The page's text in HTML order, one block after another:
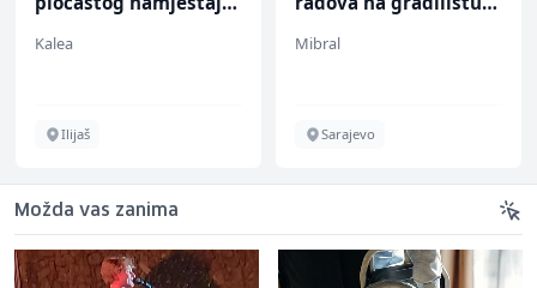
Kalea
Ilijaš
Mibral
Sarajevo
Možda vas zanima